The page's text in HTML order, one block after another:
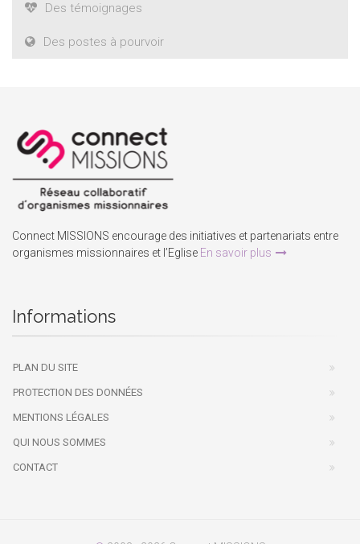
Des témoignages
Des postes à pourvoir
Connect MISSIONS encourage des initiatives et partenariats entre
organismes missionnaires et l’Eglise En savoir plus
Informations
PLAN DU SITE
PROTECTION DES DONNÉES
MENTIONS LÉGALES
QUI NOUS SOMMES
CONTACT